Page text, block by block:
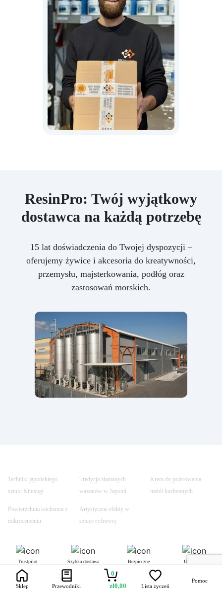
ResinPro: Twój wyjątkowy
dostawca na każdą potrzebę
15 lat doświadczenia do Twojej dyspozycji –
oferujemy żywice i akcesoria do kreatywności,
przemysłu, majsterkowania, podłóg oraz
zastosowań morskich.
Techniki japońskiego
sztuki Kintsugi
Tradycja złamanych
wazonów w Japonii
Krem do polerowania
mebli kuchennych
Powierzchnia kuchenna z
mikrocementu
Artystyczne efekty w
sztuce cyfrowej
Trustpilot Szybka dostawa
Bezpieczne
Uczynione
Sklep Przewodniki
0
zł0,00 Lista życzeń
Pomoc